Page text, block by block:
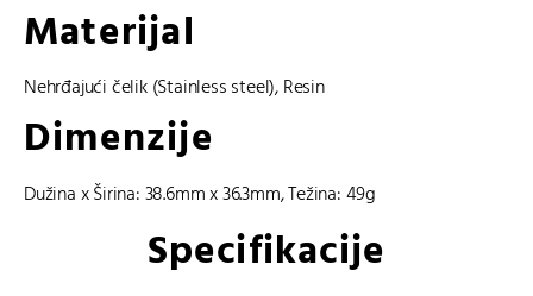
Materijal
Nehrđajući čelik (Stainless steel),Resin
Dimenzije
Dužina x Širina: 38.6mm x 36.3mm, Težina: 49g
Specifikacije